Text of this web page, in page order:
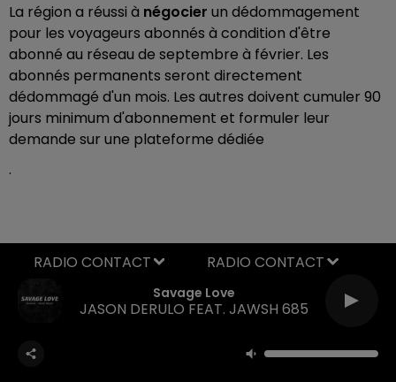
La région a réussi à négocier un dédommagement
pour les voyageurs abonnés à condition d'être
abonné au réseau de septembre à février. Les
abonnés permanents seront directement
dédommagé d'un mois. Les autres doivent cumuler 90
jours minimum d'abonnement et formuler leur
demande sur une plateforme dédiée
.
Savage Love
JASON DERULO FEAT. JAWSH 685
RADIO CONTACT